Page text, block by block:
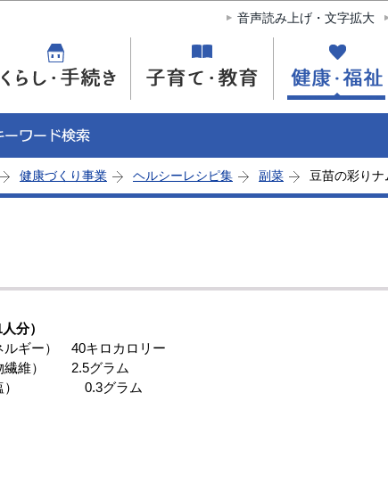
このページの本文へ移動
音声読み上げ・文字拡大
健康づくり事業 ヘルシーレシピ集 副菜 豆苗の彩りナ
分）
ギー） 40キロカロリー
繊維） 2.5グラム
） 0.3グラム